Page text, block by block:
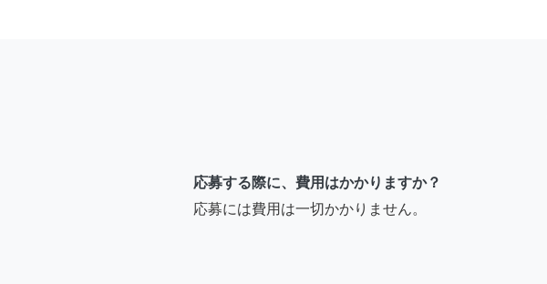
応募する際に、費用はかかりますか？
応募には費用は一切かかりません。